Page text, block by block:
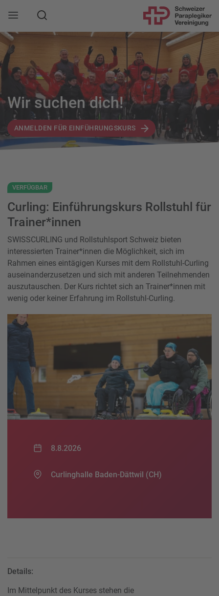
Mobile Navigation öffnen
Suche
Wir suchen dich!
ANMELDEN FÜR EINFÜHRUNGSKURS
VERFÜGBAR
Curling: Einführungskurs Rollstuhl für
Trainer*innen
SWISSCURLING und Rollstuhlsport Schweiz bieten
interessierten Trainer*innen die Möglichkeit, sich im
Rahmen eines eintägigen Kurses mit dem Rollstuhl-Curling
auseinanderzusetzen und sich mit anderen Teilnehmenden
auszutauschen. Der Kurs richtet sich an Trainer*innen mit
wenig oder keiner Erfahrung im Rollstuhl-Curling.
8.8.2026
Curlinghalle Baden-Dättwil (CH)
Details:
Im Mittelpunkt des Kurses stehen die